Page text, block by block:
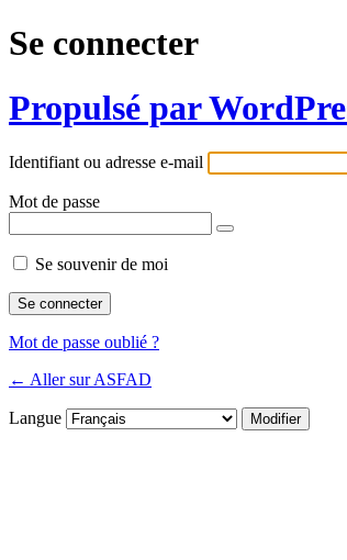
Se connecter
Propulsé par
Identifiant ou adresse e-mail
Mot de passe
Se souvenir de moi
Mot de passe oublié ?
← Aller sur ASFAD
Langue